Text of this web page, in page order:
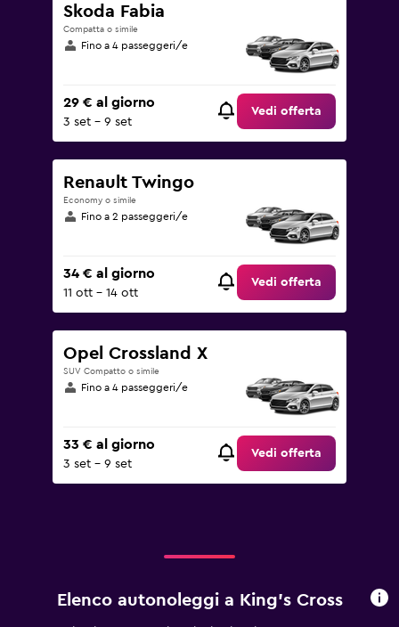
Skoda Fabia
Compatta o simile
Fino a 4 passeggeri/e
29 € al giorno
3 set - 9 set
Vedi offerta
Renault Twingo
Economy o simile
Fino a 2 passeggeri/e
34 € al giorno
11 ott - 14 ott
Vedi offerta
Opel Crossland X
SUV Compatto o simile
Fino a 4 passeggeri/e
33 € al giorno
3 set - 9 set
Vedi offerta
Elenco autonoleggi a King's Cross